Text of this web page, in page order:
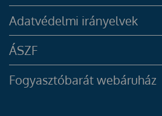
Adatvédelmi irányelvek
ÁSZF
Fogyasztóbarát webáruház